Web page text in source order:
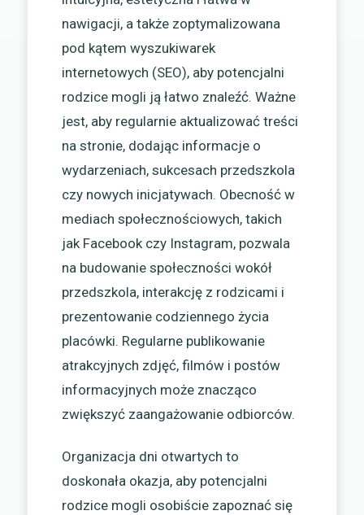
nawigacji, a także zoptymalizowana
pod kątem wyszukiwarek
internetowych (SEO), aby potencjalni
rodzice mogli ją łatwo znaleźć. Ważne
jest, aby regularnie aktualizować treści
na stronie, dodając informacje o
wydarzeniach, sukcesach przedszkola
czy nowych inicjatywach. Obecność w
mediach społecznościowych, takich
jak Facebook czy Instagram, pozwala
na budowanie społeczności wokół
przedszkola, interakcję z rodzicami i
prezentowanie codziennego życia
placówki. Regularne publikowanie
atrakcyjnych zdjęć, filmów i postów
informacyjnych może znacząco
zwiększyć zaangażowanie odbiorców.
Organizacja dni otwartych to
doskonała okazja, aby potencjalni
rodzice mogli osobiście zapoznać się